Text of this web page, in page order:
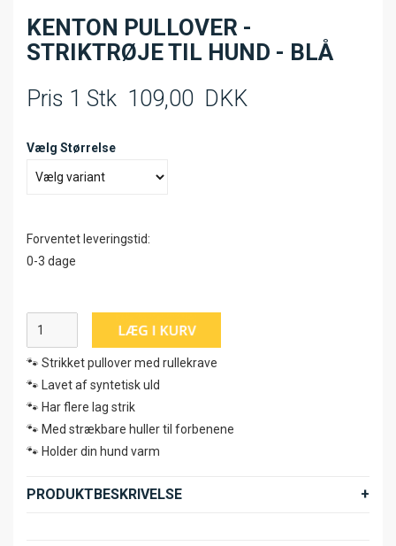
KENTON PULLOVER -
STRIKTRØJE TIL HUND - BLÅ
Pris 1 Stk 109,00 DKK
Vælg Størrelse
Forventet leveringstid:
0-3 dage
🐾 Strikket pullover med rullekrave
🐾 Lavet af syntetisk uld
🐾 Har flere lag strik
🐾 Med strækbare huller til forbenene
🐾 Holder din hund varm
PRODUKTBESKRIVELSE